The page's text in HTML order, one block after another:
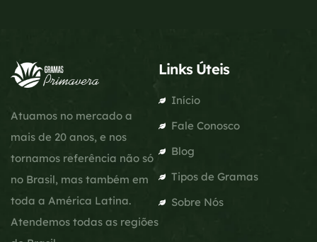
Atuamos no mercado a
mais de 20 anos, e nos
tornamos referência não só
no Brasil, mas também em
toda a América Latina.
Atendemos todas as regiões
Links Úteis
Início
Fale Conosco
Blog
Tipos de Gramas
Sobre Nós